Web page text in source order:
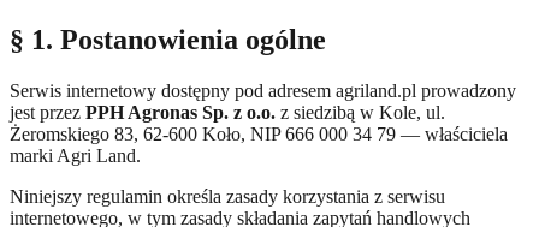
§ 1. Postanowienia ogólne
Serwis internetowy dostępny pod adresem agriland.pl prowadzony
jest przez PPH Agronas Sp. z o.o. z siedzibą w Kole, ul.
Żeromskiego 83, 62-600 Koło, NIP 666 000 34 79 — właściciela
marki Agri Land.
Niniejszy regulamin określa zasady korzystania z serwisu
internetowego, w tym zasady składania zapytań handlowych